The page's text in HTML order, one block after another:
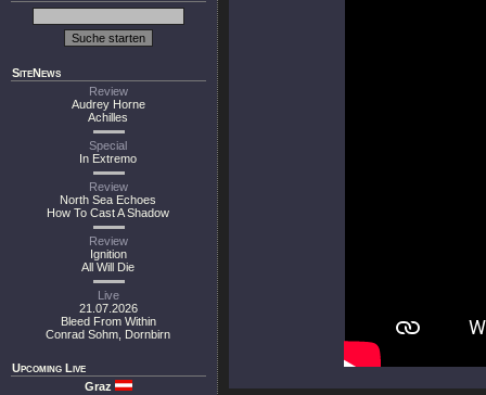
SiteNews
Review
Audrey Horne
Achilles
Special
In Extremo
Review
North Sea Echoes
How To Cast A Shadow
Review
Ignition
All Will Die
Live
21.07.2026
Bleed From Within
Conrad Sohm, Dornbirn
Upcoming Live
Graz